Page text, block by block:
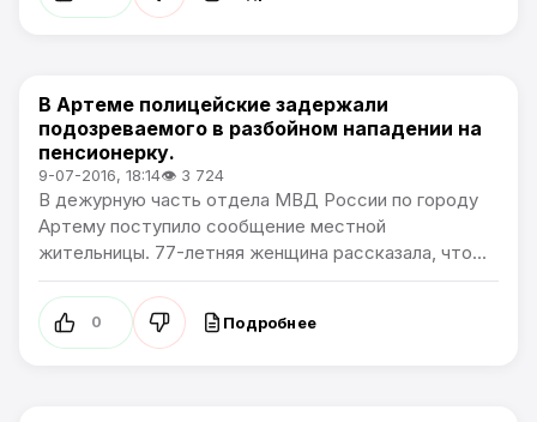
Происшествия
В Артеме полицейские задержали
подозреваемого в разбойном нападении на
пенсионерку.
9-07-2016, 18:14👁 3 724
В дежурную часть отдела МВД России по городу
Артему поступило сообщение местной
жительницы. 77-летняя женщина рассказала, что...
0 Подробнее